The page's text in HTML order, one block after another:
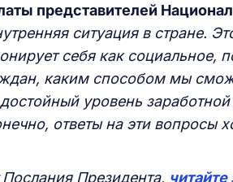
представителей
ситуация в стране.
себя как социальное,
каким способом мы
уровень
ответы на эти вопросы
Президента, читайте